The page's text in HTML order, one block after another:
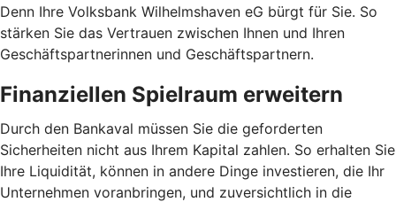
Denn Ihre Volksbank Wilhelmshaven eG bürgt für Sie. So
stärken Sie das Vertrauen zwischen Ihnen und Ihren
Geschäftspartnerinnen und Geschäftspartnern.
Finanziellen Spielraum erweitern
Durch den Bankaval müssen Sie die geforderten
Sicherheiten nicht aus Ihrem Kapital zahlen. So erhalten Sie
Ihre Liquidität, können in andere Dinge investieren, die Ihr
Unternehmen voranbringen, und zuversichtlich in die